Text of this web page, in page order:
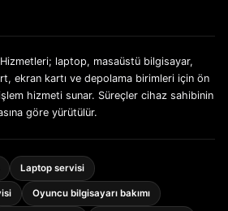
laptop, masaüstü bilgisayar,
ekran kartı ve depolama birimleri için ön
hizmeti sunar. Süreçler cihaz sahibinin
göre yürütülür.
Laptop servisi
Oyuncu bilgisayarı bakımı